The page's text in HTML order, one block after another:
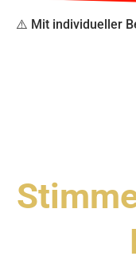
⚠️ Mit individueller